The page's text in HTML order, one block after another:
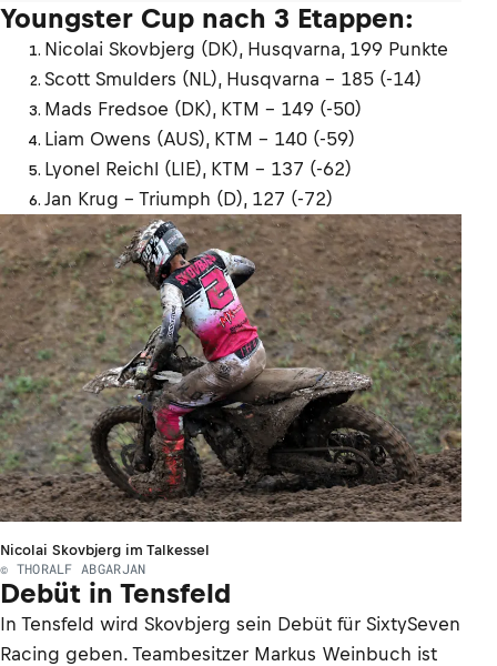
Youngster Cup nach 3 Etappen:
Nicolai Skovbjerg (DK), Husqvarna, 199 Punkte
Scott Smulders (NL), Husqvarna – 185 (-14)
Mads Fredsoe (DK), KTM – 149 (-50)
Liam Owens (AUS), KTM – 140 (-59)
Lyonel Reichl (LIE), KTM – 137 (-62)
Jan Krug – Triumph (D), 127 (-72)
Nicolai Skovbjerg im Talkessel
© THORALF ABGARJAN
Debüt in Tensfeld
In Tensfeld wird Skovbjerg sein Debüt für SixtySeven
Racing geben. Teambesitzer Markus Weinbuch ist